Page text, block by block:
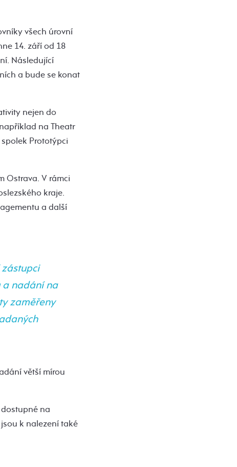
všech úrovní
14. září od 18
Následující
a bude se konat
nejen do
na Theatr
Prototýpci
Ostrava. V rámci
kraje.
a další
a nadání na
zaměřeny
větší mírou
na
k nalezení také